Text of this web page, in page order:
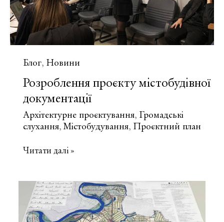
Блог, Новини
Розроблення проєкту містобудівної
документації
Архітектурне проєктування, Громадські
слухання,Містобудування, Проєктний план
Розроблення
документації
Читати далі »